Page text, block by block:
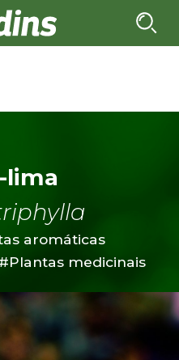
lima
aromáticas
#Plantas medicinais